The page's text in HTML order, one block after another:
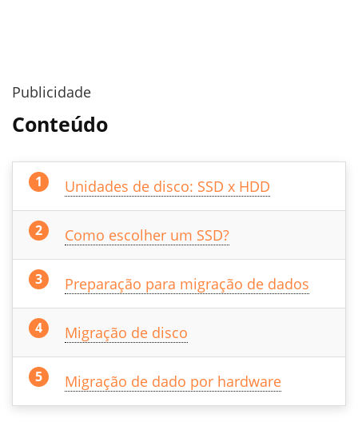
Publicidade
Conteúdo
Unidades de disco: SSD x HDD
Como escolher um SSD?
Preparação para migração de dados
Migração de disco
Migração de dado por hardware